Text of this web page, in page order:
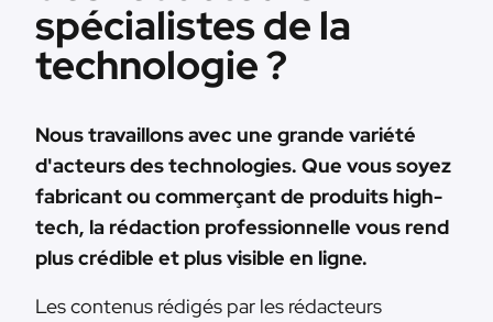
spécialistes de la
technologie ?
Nous travaillons avec une grande variété
d'acteurs des technologies. Que vous soyez
fabricant ou commerçant de produits high-
tech, la rédaction professionnelle vous rend
plus crédible et plus visible en ligne.
Les contenus rédigés par les rédacteurs